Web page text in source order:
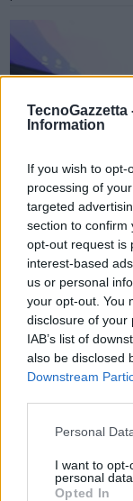
TecnoGazzetta
Information
If you wish to
processing of
targeted
section to confirm
opt-out request is
interest-based
us or personal
your opt-out. You
disclosure of your
IAB’s list of
also be disclosed
Downstream
Personal
I want to
personal data.
Opted In
Cellularline
GaN
I multipower micro
disponibili dal 24
Smartphone,
e ognuno di essi